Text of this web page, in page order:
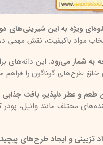
ویژه به این
مواد باکیفیت، نقش
به شمار می‌رود. این دانه‌های
خلق طرح‌های گوناگون را
طعم و عطر دلپذیر، بافت
مختلف مانند وانیل،
تزیینی و ایجاد طرح‌های